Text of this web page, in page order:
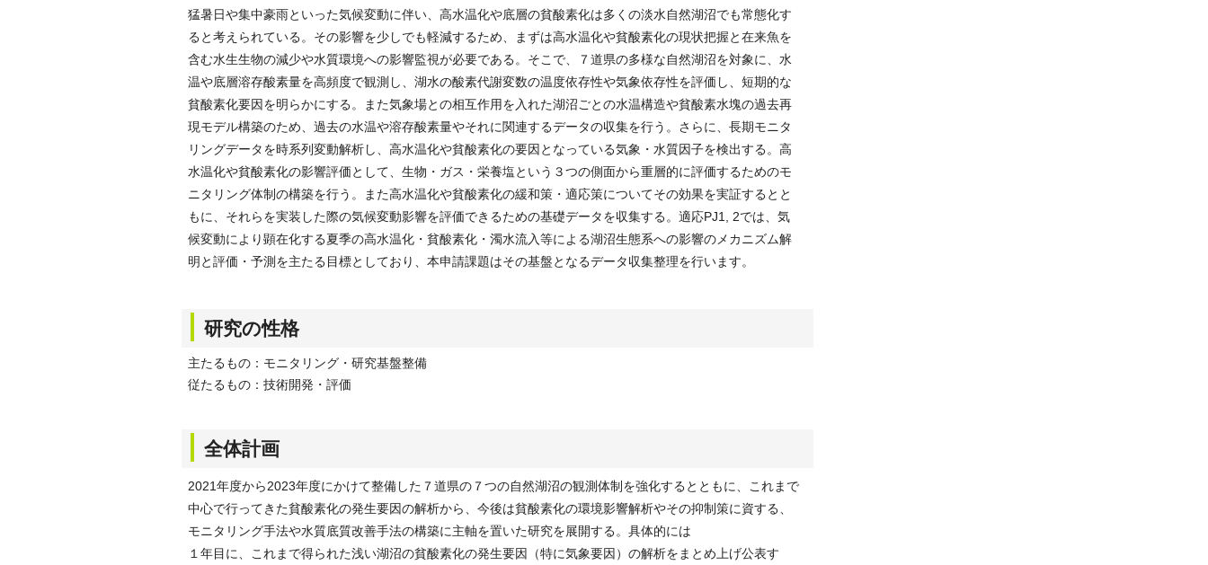
猛暑日や集中豪雨といった気候変動に伴い、高水温化や底層の貧酸素化は多くの淡水自然湖沼でも常態化す
ると考えられている。その影響を少しでも軽減するため、まずは高水温化や貧酸素化の現状把握と在来魚を
含む水生生物の減少や水質環境への影響監視が必要である。そこで、７道県の多様な自然湖沼を対象に、水
温や底層溶存酸素量を高頻度で観測し、湖水の酸素代謝変数の温度依存性や気象依存性を評価し、短期的な
貧酸素化要因を明らかにする。また気象場との相互作用を入れた湖沼ごとの水温構造や貧酸素水塊の過去再
現モデル構築のため、過去の水温や溶存酸素量やそれに関連するデータの収集を行う。さらに、長期モニタ
リングデータを時系列変動解析し、高水温化や貧酸素化の要因となっている気象・水質因子を検出する。高
水温化や貧酸素化の影響評価として、生物・ガス・栄養塩という３つの側面から重層的に評価するためのモ
ニタリング体制の構築を行う。また高水温化や貧酸素化の緩和策・適応策についてその効果を実証するとと
もに、それらを実装した際の気候変動影響を評価できるための基礎データを収集する。適応PJ1, 2では、気
候変動により顕在化する夏季の高水温化・貧酸素化・濁水流入等による湖沼生態系への影響のメカニズム解
明と評価・予測を主たる目標としており、本申請課題はその基盤となるデータ収集整理を行います。
研究の性格
主たるもの：モニタリング・研究基盤整備
従たるもの：技術開発・評価
全体計画
2021年度から2023年度にかけて整備した７道県の７つの自然湖沼の観測体制を強化するとともに、これまで
中心で行ってきた貧酸素化の発生要因の解析から、今後は貧酸素化の環境影響解析やその抑制策に資する、
モニタリング手法や水質底質改善手法の構築に主軸を置いた研究を展開する。具体的には
１年目に、これまで得られた浅い湖沼の貧酸素化の発生要因（特に気象要因）の解析をまとめ上げ公表す